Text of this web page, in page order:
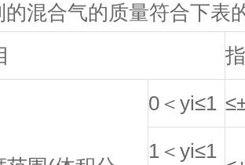
的混合气的质量符合下表
0＜yi≤1
1＜yi≤1